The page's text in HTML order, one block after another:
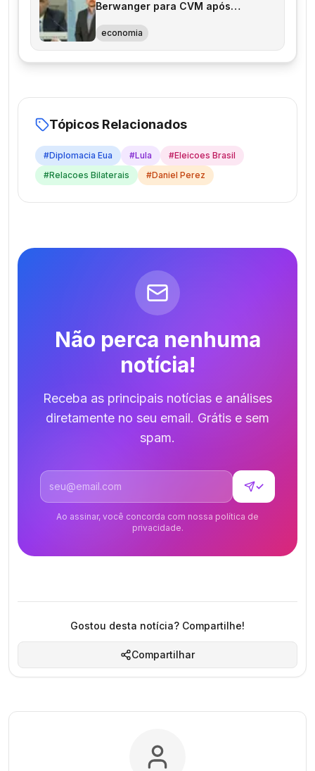
Berwanger para CVM após
economia
Tópicos Relacionados
#Diplomacia Eua #Lula #Eleicoes Brasil
#Relacoes Bilaterais #Daniel Perez
Não perca nenhuma
notícia!
Receba as principais notícias e análises
diretamente no seu email. Grátis e sem
spam.
Endereço de email
✓
Ao assinar, você concorda com nossa política de
privacidade.
Gostou desta notícia? Compartilhe!
Compartilhar